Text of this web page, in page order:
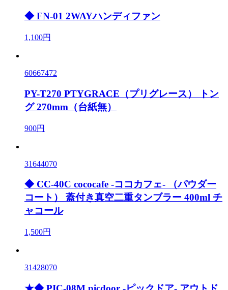
◆ FN-01 2WAYハンディファン
1,100円
60667472
PY-T270 PTYGRACE（プリグレース） トン
グ 270mm（台紙無）
900円
31644070
◆ CC-40C cococafe -ココカフェ- （パウダー
コート） 蓋付き真空二重タンブラー 400ml チ
ャコール
1,500円
31428070